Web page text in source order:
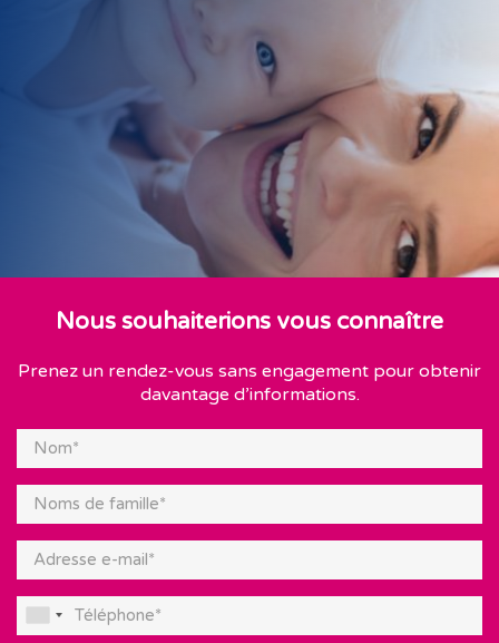
Nous souhaiterions vous connaître
Prenez un rendez-vous sans engagement pour obtenir
davantage d’informations.